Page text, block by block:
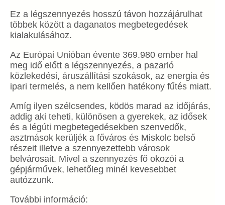
Ez a légszennyezés hosszú távon hozzájárulhat
többek között a daganatos megbetegedések
kialakulásához.
Az Európai Unióban évente 369.980 ember hal
meg idő előtt a légszennyezés, a pazarló
közlekedési, áruszállítási szokások, az energia és
ipari termelés, a nem kellően hatékony fűtés miatt.
Amíg ilyen szélcsendes, ködös marad az időjárás,
addig aki teheti, különösen a gyerekek, az idősek
és a légúti megbetegedésekben szenvedők,
asztmások kerüljék a főváros és Miskolc belső
részeit illetve a szennyezettebb városok
belvárosait. Mivel a szennyezés fő okozói a
gépjárművek, lehetőleg minél kevesebbet
autózzunk.
További információ: